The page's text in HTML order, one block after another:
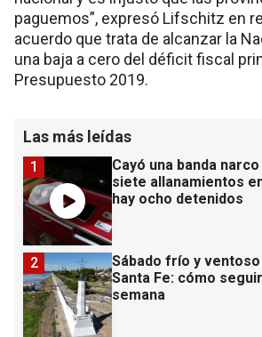
paguemos”, expresó Lifschitz en
acuerdo que trata de alcanzar la
una baja a cero del déficit fiscal
Presupuesto 2019.
Las más leídas
Cayó una banda
siete allanamientos
hay ocho detenidos
1
Sábado frío y ventoso
Santa Fe: cómo
semana
2